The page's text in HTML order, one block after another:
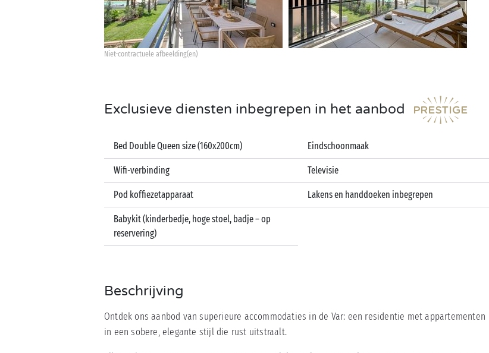
Niet-contractuele afbeelding(en)
Exclusieve diensten inbegrepen in het aanbod
Bed Double Queen size (160x200cm)
Wifi-verbinding
Pod koffiezetapparaat
Babykit (kinderbedje, hoge stoel, badje – op
reservering)
Eindschoonmaak
Televisie
Lakens en handdoeken inbegrepen
Beschrijving
Ontdek ons aanbod van superieure accommodaties in de Var: een residentie met appartementen
in een sobere, elegante stijl die rust uitstraalt.